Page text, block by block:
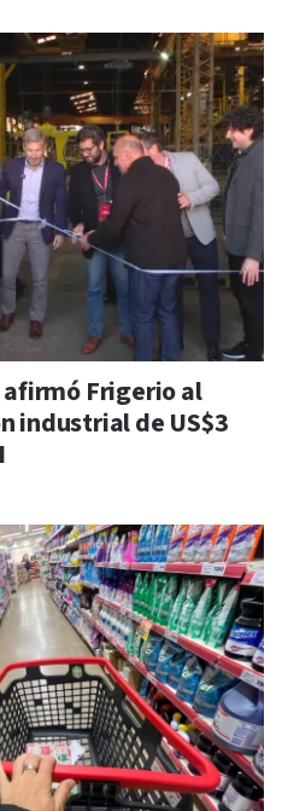
afirmó Frigerio al
industrial de US$3